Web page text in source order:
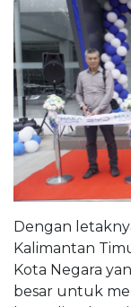
Dengan
Kalimantan
Kota Negara
besar untuk